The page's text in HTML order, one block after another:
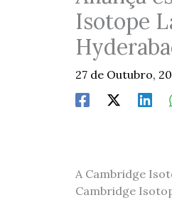
Isotope
27 de Outubro,
A Cambridge
Cambridge